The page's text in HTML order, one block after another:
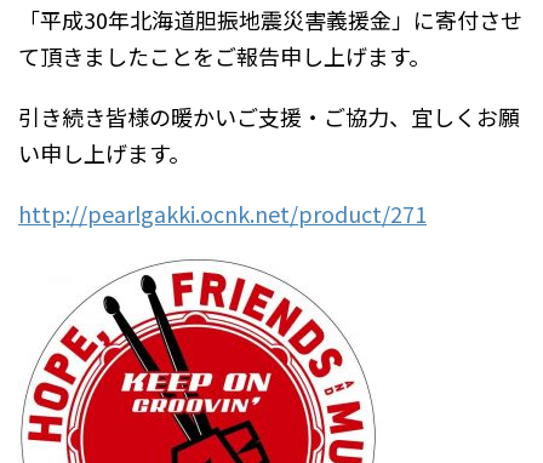
「平成30年北海道胆振地震災害義援金」に寄付させ
て頂きましたことをご報告申し上げます。
引き続き皆様の暖かいご支援・ご協力、宜しくお願
い申し上げます。
http://pearlgakki.ocnk.net/product/271